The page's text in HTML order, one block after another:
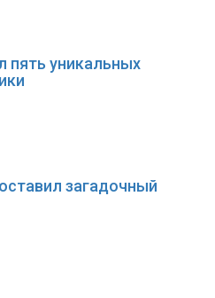
пять уникальных
загадочный